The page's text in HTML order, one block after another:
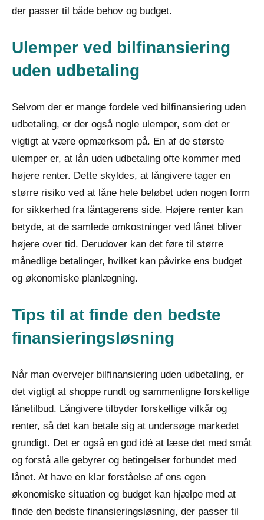
der passer til både behov og budget.
Ulemper ved bilfinansiering
uden udbetaling
Selvom der er mange fordele ved bilfinansiering uden
udbetaling, er der også nogle ulemper, som det er
vigtigt at være opmærksom på. En af de største
ulemper er, at lån uden udbetaling ofte kommer med
højere renter. Dette skyldes, at långivere tager en
større risiko ved at låne hele beløbet uden nogen form
for sikkerhed fra låntagerens side. Højere renter kan
betyde, at de samlede omkostninger ved lånet bliver
højere over tid. Derudover kan det føre til større
månedlige betalinger, hvilket kan påvirke ens budget
og økonomiske planlægning.
Tips til at finde den bedste
finansieringsløsning
Når man overvejer bilfinansiering uden udbetaling, er
det vigtigt at shoppe rundt og sammenligne forskellige
lånetilbud. Långivere tilbyder forskellige vilkår og
renter, så det kan betale sig at undersøge markedet
grundigt. Det er også en god idé at læse det med småt
og forstå alle gebyrer og betingelser forbundet med
lånet. At have en klar forståelse af ens egen
økonomiske situation og budget kan hjælpe med at
finde den bedste finansieringsløsning, der passer til